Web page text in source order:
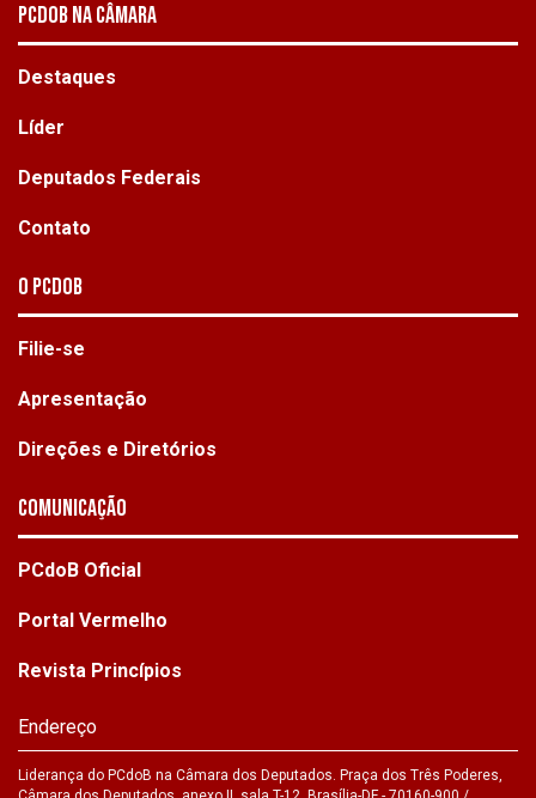
PCDOB NA CÂMARA
Destaques
Líder
Deputados Federais
Contato
O PCdoB
Filie-se
Apresentação
Direções e Diretórios
Comunicação
PCdoB Oficial
Portal Vermelho
Revista Princípios
Endereço
Liderança do PCdoB na Câmara dos Deputados. Praça dos Três Poderes,